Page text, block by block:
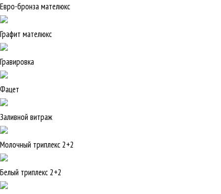
Евро-бронза мателюкс
Графит мателюкс
Гравировка
Фацет
Заливной витраж
Молочный триплекс 2+2
Белый триплекс 2+2